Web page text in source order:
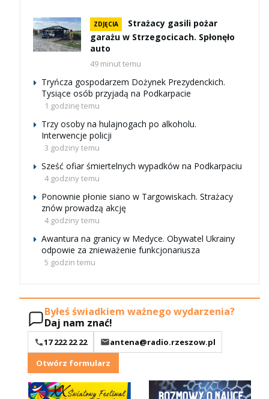
ZDJĘCIA
Strażacy gasili pożar
garażu w Strzegocicach. Spłonęło
auto
49 minut temu
Tryńcza gospodarzem Dożynek Prezydenckich.
Tysiące osób przyjadą na Podkarpacie
1 godzinę temu
Trzy osoby na hulajnogach po alkoholu.
Interwencje policji
3 godziny temu
Sześć ofiar śmiertelnych wypadków na Podkarpaciu
4 godziny temu
Ponownie płonie siano w Targowiskach. Strażacy
znów prowadzą akcję
4 godziny temu
Awantura na granicy w Medyce. Obywatel Ukrainy
odpowie za znieważenie funkcjonariusza
5 godzin temu
Byłeś świadkiem ważnego wydarzenia?
Daj nam znać!
17 222 22 22
antena@radio.rzeszow.pl
Otwórz formularz